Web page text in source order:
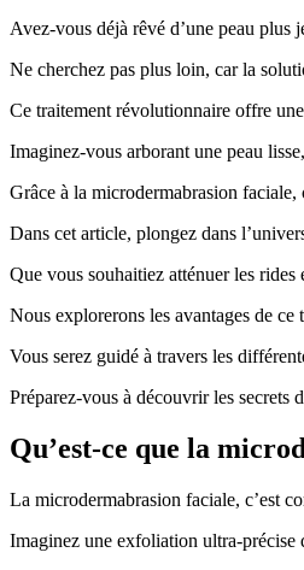
Avez-vous déjà rêvé d’une peau plus
Ne cherchez pas plus loin, car la
Ce traitement révolutionnaire offre
Imaginez-vous arborant une peau
Grâce à la microdermabrasion faciale,
Dans cet article, plongez dans
Que vous souhaitiez atténuer les
Nous explorerons les avantages de
Vous serez guidé à travers les
Préparez-vous à découvrir les secrets
Qu’est-ce que la
La microdermabrasion faciale, c’est
Imaginez une exfoliation ultra-précise